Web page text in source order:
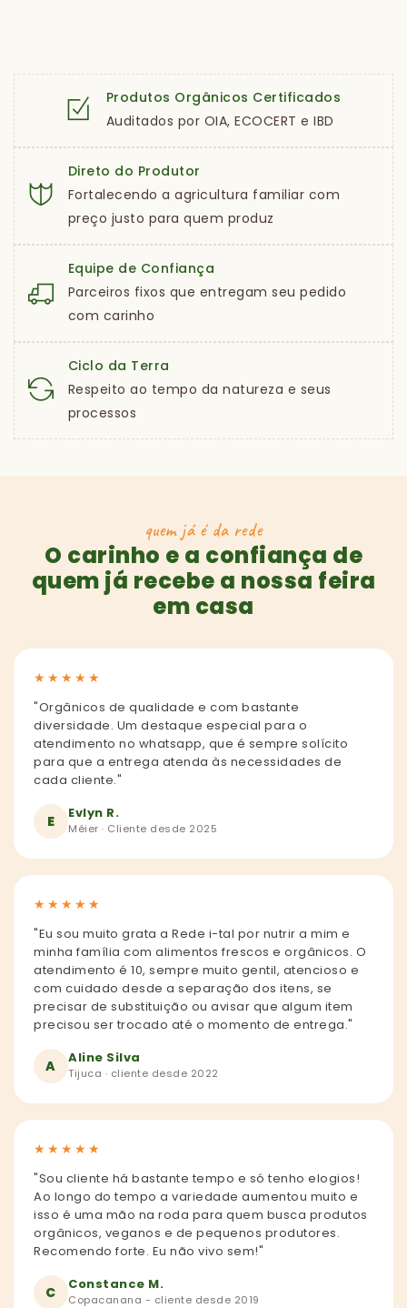
Produtos Orgânicos Certificados
Auditados por OIA, ECOCERT e IBD
Direto do Produtor
Fortalecendo a agricultura familiar com
preço justo para quem produz
Equipe de Confiança
Parceiros fixos que entregam seu pedido
com carinho
Ciclo da Terra
Respeito ao tempo da natureza e seus
processos
quem já é da rede
O carinho e a confiança de
quem já recebe a nossa feira
em casa
★ ★ ★ ★ ★
"Orgânicos de qualidade e com bastante
diversidade. Um destaque especial para o
atendimento no whatsapp, que é sempre solícito
para que a entrega atenda às necessidades de
cada cliente."
E Evlyn R.
Méier · Cliente desde 2025
★ ★ ★ ★ ★
"Eu sou muito grata a Rede i-tal por nutrir a mim e
minha família com alimentos frescos e orgânicos. O
atendimento é 10, sempre muito gentil, atencioso e
com cuidado desde a separação dos itens, se
precisar de substituição ou avisar que algum item
precisou ser trocado até o momento de entrega."
A Aline Silva
Tijuca · cliente desde 2022
★ ★ ★ ★ ★
"Sou cliente há bastante tempo e só tenho elogios!
Ao longo do tempo a variedade aumentou muito e
isso é uma mão na roda para quem busca produtos
orgânicos, veganos e de pequenos produtores.
Recomendo forte. Eu não vivo sem!"
C Constance M.
Copacanana - cliente desde 2019